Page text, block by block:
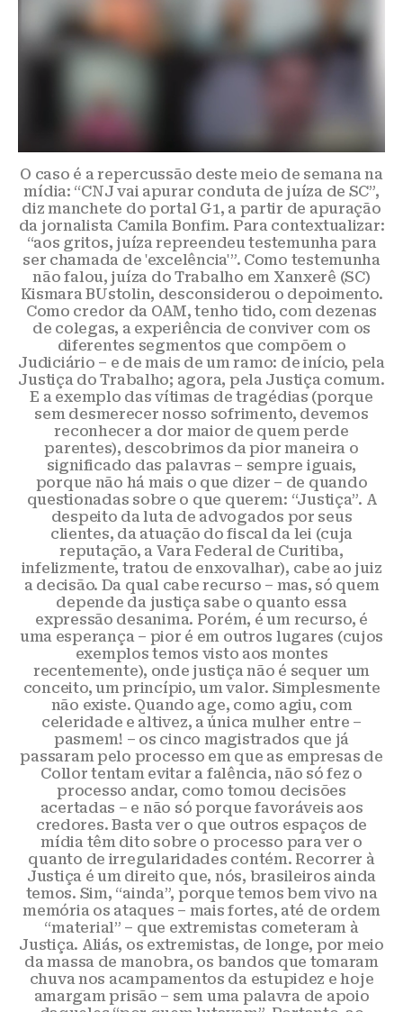
O caso é a repercussão deste meio de semana na
mídia: “CNJ vai apurar conduta de juíza de SC”,
diz manchete do portal G1, a partir de apuração
da jornalista Camila Bonfim. Para contextualizar:
“aos gritos, juíza repreendeu testemunha para
ser chamada de 'excelência'”. Como testemunha
não falou, juíza do Trabalho em Xanxerê (SC)
Kismara BUstolin, desconsiderou o depoimento.
Como credor da OAM, tenho tido, com dezenas
de colegas, a experiência de conviver com os
diferentes segmentos que compõem o
Judiciário – e de mais de um ramo: de início, pela
Justiça do Trabalho; agora, pela Justiça comum.
E a exemplo das vítimas de tragédias (porque
sem desmerecer nosso sofrimento, devemos
reconhecer a dor maior de quem perde
parentes), descobrimos da pior maneira o
significado das palavras – sempre iguais,
porque não há mais o que dizer – de quando
questionadas sobre o que querem: “Justiça”. A
despeito da luta de advogados por seus
clientes, da atuação do fiscal da lei (cuja
reputação, a Vara Federal de Curitiba,
infelizmente, tratou de enxovalhar), cabe ao juiz
a decisão. Da qual cabe recurso – mas, só quem
depende da justiça sabe o quanto essa
expressão desanima. Porém, é um recurso, é
uma esperança – pior é em outros lugares (cujos
exemplos temos visto aos montes
recentemente), onde justiça não é sequer um
conceito, um princípio, um valor. Simplesmente
não existe. Quando age, como agiu, com
celeridade e altivez, a única mulher entre –
pasmem! – os cinco magistrados que já
passaram pelo processo em que as empresas de
Collor tentam evitar a falência, não só fez o
processo andar, como tomou decisões
acertadas – e não só porque favoráveis aos
credores. Basta ver o que outros espaços de
mídia têm dito sobre o processo para ver o
quanto de irregularidades contém. Recorrer à
Justiça é um direito que, nós, brasileiros ainda
temos. Sim, “ainda”, porque temos bem vivo na
memória os ataques – mais fortes, até de ordem
“material” – que extremistas cometeram à
Justiça. Aliás, os extremistas, de longe, por meio
da massa de manobra, os bandos que tomaram
chuva nos acampamentos da estupidez e hoje
amargam prisão – sem uma palavra de apoio